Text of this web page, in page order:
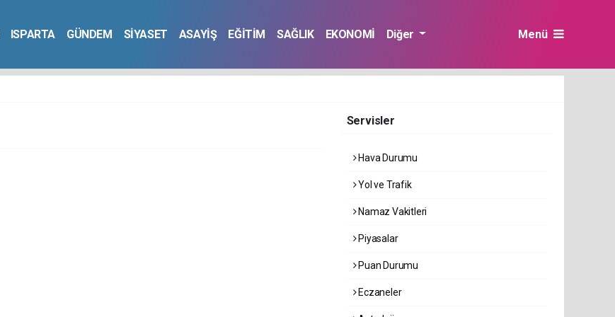
ISPARTA GÜNDEM SİYASET ASAYİŞ EĞİTİM SAĞLIK EKONOMİ Diğer Menü
Servisler
Hava Durumu
Yol ve Trafik
Namaz Vakitleri
Piyasalar
Puan Durumu
Eczaneler